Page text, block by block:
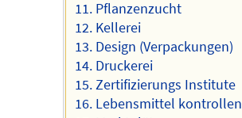
Pflanzenzucht
Kellerei
Design (Verpackungen)
Druckerei
Zertifizierungs Institute
Lebensmittel kontrollen